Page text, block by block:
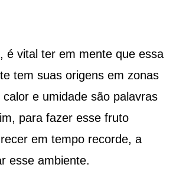
é vital ter em mente que essa
tem suas origens em zonas
e umidade são palavras
para fazer esse fruto
em tempo recorde, a
esse ambiente.